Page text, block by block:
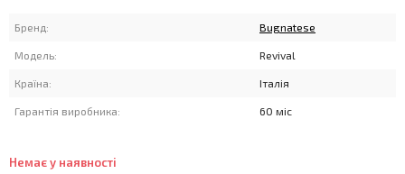
Бренд: Bugnatese
Модель: Revival
Країна: Італія
Гарантія виробника: 60 міс
Немає у наявності